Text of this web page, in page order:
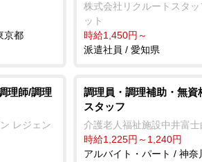
京都
株式会社リクルートスタ
ット
時給1,450円～
派遣社員 / 愛知県
理師/調理
レジェン
調理員・調理補助・無資
スタッフ
介護老人福祉施設中井富士
時給1,225円～1,240円
アルバイト・パート / 神奈